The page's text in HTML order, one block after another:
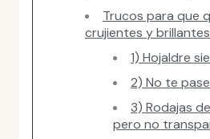
Trucos para que
crujientes y
1) Hojaldre
2) No te
3) Rodajas
pero no